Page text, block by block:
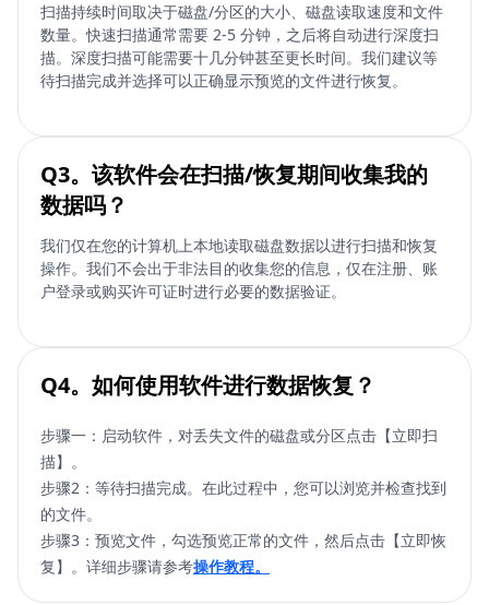
扫描持续时间取决于磁盘/分区的大小、磁盘读取速度和文件
数量。快速扫描通常需要 2-5 分钟，之后将自动进行深度扫
描。深度扫描可能需要十几分钟甚至更长时间。我们建议等
待扫描完成并选择可以正确显示预览的文件进行恢复。
Q3。该软件会在扫描/恢复期间收集我的
数据吗？
我们仅在您的计算机上本地读取磁盘数据以进行扫描和恢复
操作。我们不会出于非法目的收集您的信息，仅在注册、账
户登录或购买许可证时进行必要的数据验证。
Q4。如何使用软件进行数据恢复？
步骤一：启动软件，对丢失文件的磁盘或分区点击【立即扫
描】。
步骤2：等待扫描完成。在此过程中，您可以浏览并检查找到
的文件。
步骤3：预览文件，勾选预览正常的文件，然后点击【立即恢
复】。详细步骤请参考操作教程。